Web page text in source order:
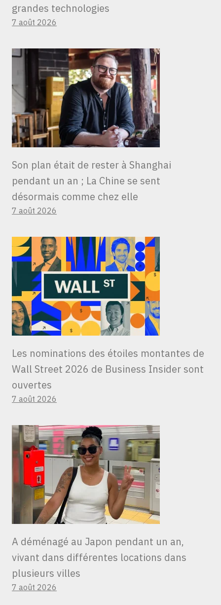
grandes technologies
7 août 2026
Son plan était de rester à Shanghai
pendant un an ; La Chine se sent
désormais comme chez elle
7 août 2026
Les nominations des étoiles montantes de
Wall Street 2026 de Business Insider sont
ouvertes
7 août 2026
A déménagé au Japon pendant un an,
vivant dans différentes locations dans
plusieurs villes
7 août 2026